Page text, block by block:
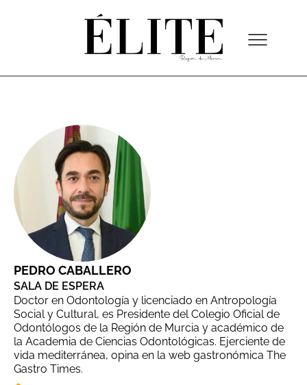
PEDRO CABALLERO
SALA DE ESPERA
Doctor en Odontología y licenciado en Antropología
Social y Cultural, es Presidente del Colegio Oficial de
Odontólogos de la Región de Murcia y académico de
la Academia de Ciencias Odontológicas. Ejerciente de
vida mediterránea, opina en la web gastronómica The
Gastro Times.